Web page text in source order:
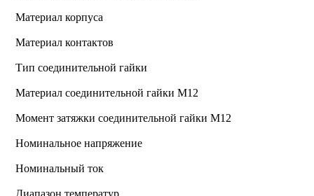
Материал корпуса
Материал контактов
Тип соединительной гайки
Материал соединительной гайки M12
Момент затяжки соединительной гайки M12
Номинальное напряжение
Номинальный ток
Диапазон температур